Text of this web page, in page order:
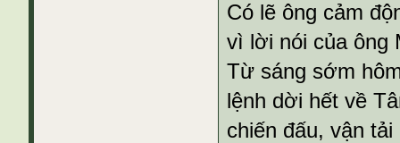
Có lẽ ông cảm
vì lời nói của ông
Từ sáng sớm
lệnh dời hết về
chiến đấu, vận